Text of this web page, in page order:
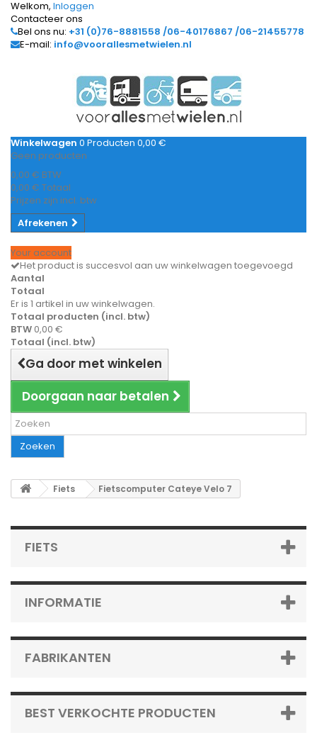
Welkom, Inloggen
Contacteer ons
Bel ons nu: +31 (0)76-8881558 /06-40176867 /06-21455778
E-mail: info@voorallesmetwielen.nl
Winkelwagen 0 Producten 0,00 €
Geen producten
0,00 € BTW
0,00 € Totaal
Prijzen zijn incl. btw
Afrekenen
Your account
Het product is succesvol aan uw winkelwagen toegevoegd
Aantal
Totaal
Er is 1 artikel in uw winkelwagen.
Totaal producten (incl. btw)
BTW 0,00 €
Totaal (incl. btw)
Ga door met winkelen
Doorgaan naar betalen
Zoeken
Fiets Fietscomputer Cateye Velo 7
FIETS
INFORMATIE
FABRIKANTEN
BEST VERKOCHTE PRODUCTEN